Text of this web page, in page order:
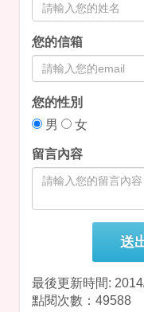
您的信箱
您的性別
男
女
留言內容
最後更新時間:
點閱次數：49588